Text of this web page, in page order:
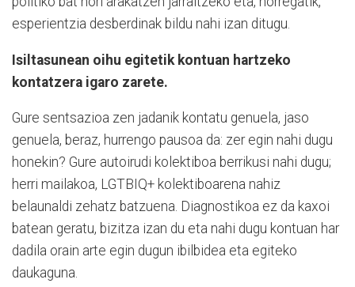
esperientzia desberdinak bildu nahi izan ditugu.
Isiltasunean oihu egitetik kontuan hartzeko
kontatzera igaro zarete.
Gure sentsazioa zen jadanik kontatu genuela, jaso
genuela, beraz, hurrengo pausoa da: zer egin nahi dugu
honekin? Gure autoirudi kolektiboa berrikusi nahi dugu;
herri mailakoa, LGTBIQ+ kolektiboarena nahiz
belaunaldi zehatz batzuena. Diagnostikoa ez da kaxoi
batean geratu, bizitza izan du eta nahi dugu kontuan har
dadila orain arte egin dugun ibilbidea eta egiteko
daukaguna.